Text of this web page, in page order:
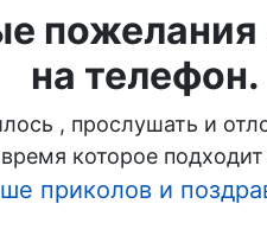
пожелания
на телефон.
, прослушать и
которое
приколов и